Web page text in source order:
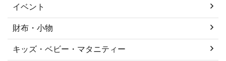
イベント
財布・小物
キッズ・ベビー・マタニティー